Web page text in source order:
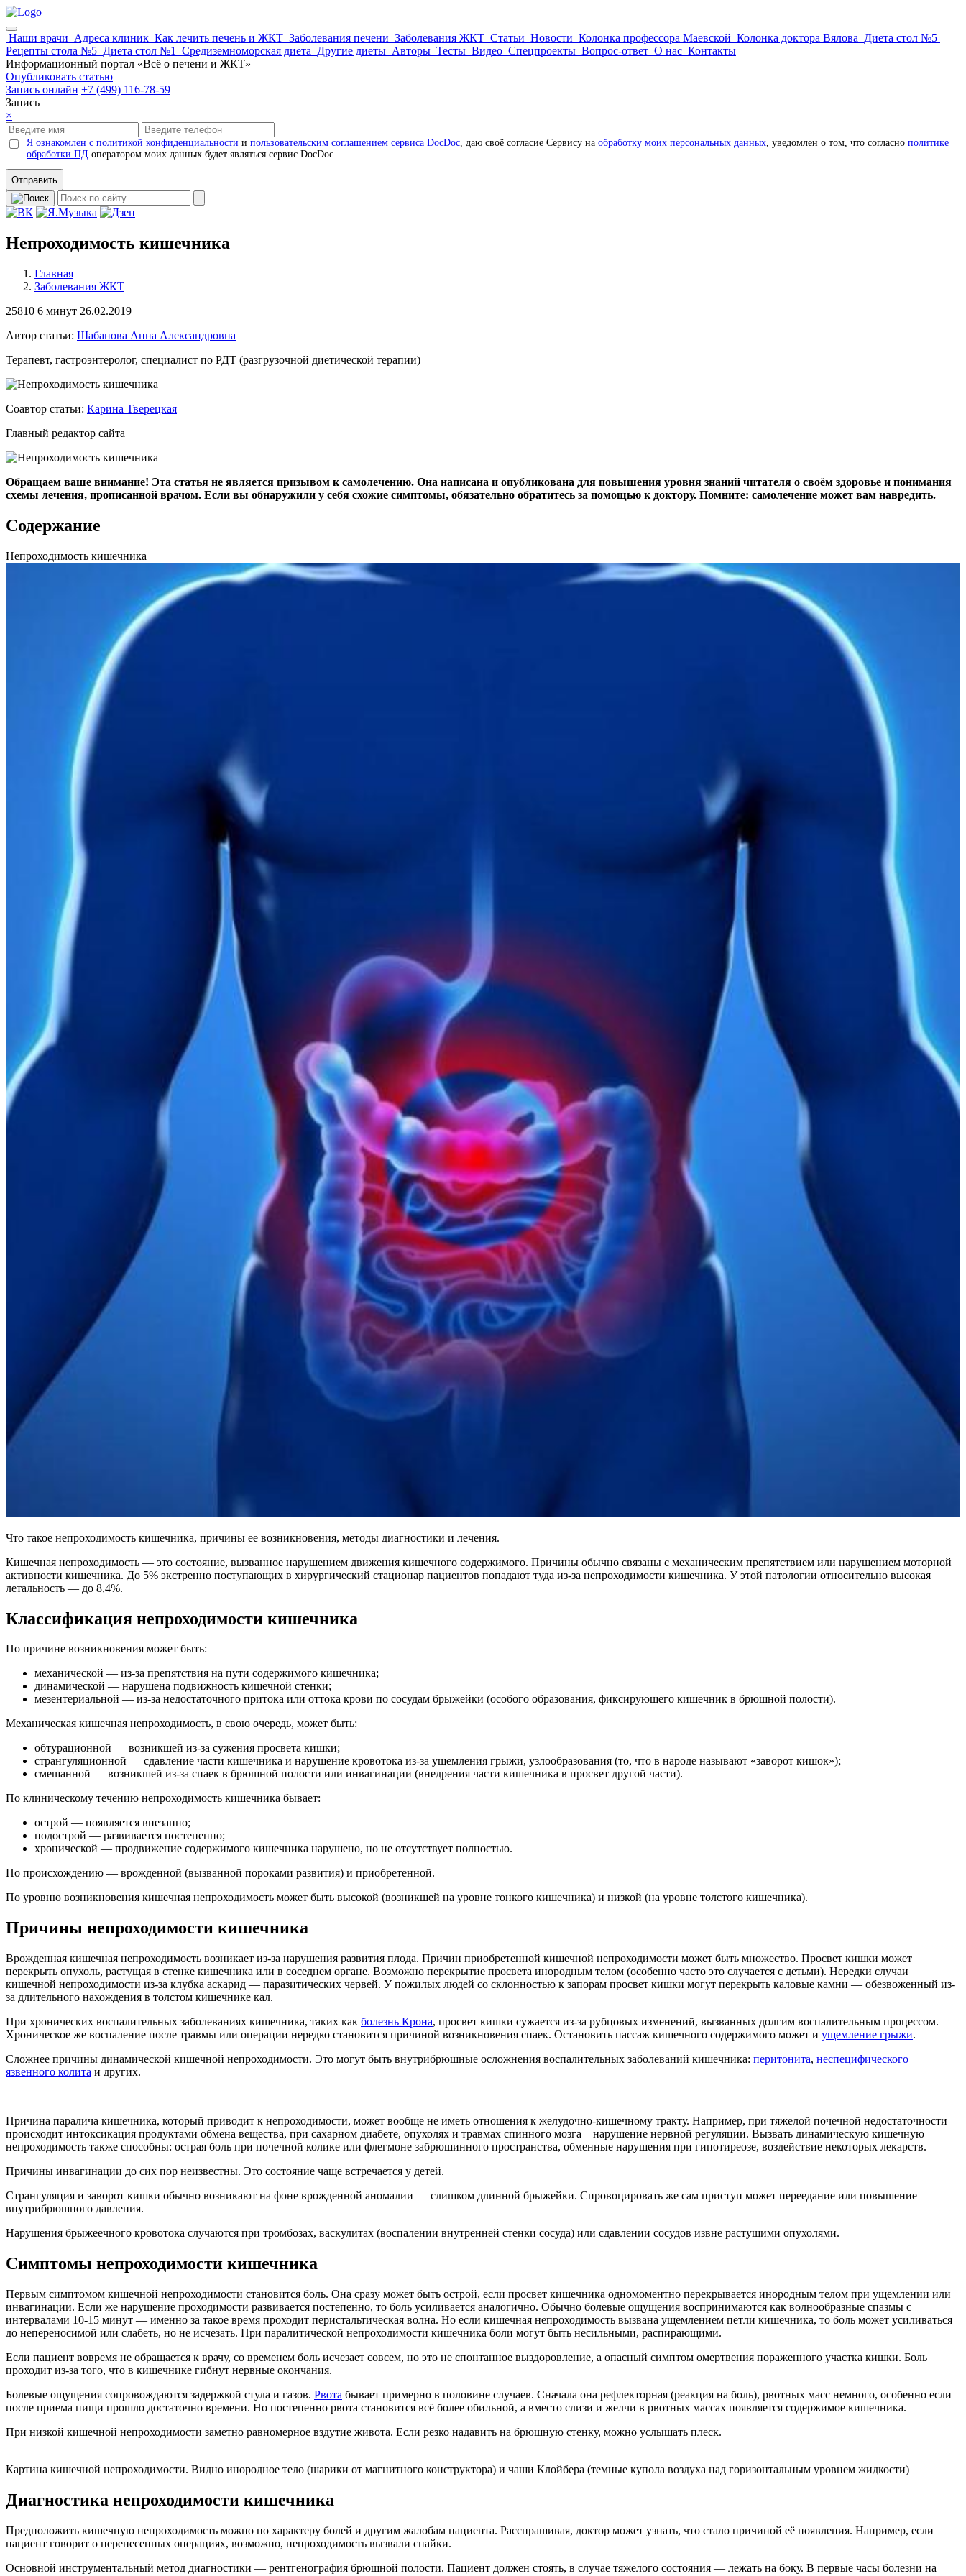
Наши врачи Адреса клиник Как лечить печень и ЖКТ Заболевания печени Заболевания ЖКТ Статьи Новости Колонка профессора Маевской Колонка доктора Вялова Диета стол №5
Рецепты стола №5 Диета стол №1 Средиземноморская диета Другие диеты Авторы Тесты Видео Спецпроекты Вопрос-ответ О нас Контакты
Информационный портал «Всё о печени и ЖКТ»
Опубликовать статью
Запись онлайн +7 (499) 116-78-59
Запись
×
Я ознакомлен с политикой конфиденциальности и пользовательским соглашением сервиса DocDoc, даю своё согласие Сервису на обработку моих персональных данных, уведомлен о том, что согласно политике
обработки ПД оператором моих данных будет являться сервис DocDoc
Отправить
Непроходимость кишечника
Главная
Заболевания ЖКТ
25810 6 минут 26.02.2019
Автор статьи: Шабанова Анна Александровна
Терапевт, гастроэнтеролог, специалист по РДТ (разгрузочной диетической терапии)
Соавтор статьи: Карина Тверецкая
Главный редактор сайта
Обращаем ваше внимание! Эта статья не является призывом к самолечению. Она написана и опубликована для повышения уровня знаний читателя о своём здоровье и понимания
схемы лечения, прописанной врачом. Если вы обнаружили у себя схожие симптомы, обязательно обратитесь за помощью к доктору. Помните: самолечение может вам навредить.
Содержание
Непроходимость кишечника
Что такое непроходимость кишечника, причины ее возникновения, методы диагностики и лечения.
Кишечная непроходимость — это состояние, вызванное нарушением движения кишечного содержимого. Причины обычно связаны с механическим препятствием или нарушением моторной
активности кишечника. До 5% экстренно поступающих в хирургический стационар пациентов попадают туда из-за непроходимости кишечника. У этой патологии относительно высокая
летальность — до 8,4%.
Классификация непроходимости кишечника
По причине возникновения может быть:
механической — из-за препятствия на пути содержимого кишечника;
динамической — нарушена подвижность кишечной стенки;
мезентериальной — из-за недостаточного притока или оттока крови по сосудам брыжейки (особого образования, фиксирующего кишечник в брюшной полости).
Механическая кишечная непроходимость, в свою очередь, может быть:
обтурационной — возникшей из-за сужения просвета кишки;
странгуляционной — сдавление части кишечника и нарушение кровотока из-за ущемления грыжи, узлообразования (то, что в народе называют «заворот кишок»);
смешанной — возникшей из-за спаек в брюшной полости или инвагинации (внедрения части кишечника в просвет другой части).
По клиническому течению непроходимость кишечника бывает:
острой — появляется внезапно;
подострой — развивается постепенно;
хронической — продвижение содержимого кишечника нарушено, но не отсутствует полностью.
По происхождению — врожденной (вызванной пороками развития) и приобретенной.
По уровню возникновения кишечная непроходимость может быть высокой (возникшей на уровне тонкого кишечника) и низкой (на уровне толстого кишечника).
Причины непроходимости кишечника
Врожденная кишечная непроходимость возникает из-за нарушения развития плода. Причин приобретенной кишечной непроходимости может быть множество. Просвет кишки может
перекрыть опухоль, растущая в стенке кишечника или в соседнем органе. Возможно перекрытие просвета инородным телом (особенно часто это случается с детьми). Нередки случаи
кишечной непроходимости из-за клубка аскарид — паразитических червей. У пожилых людей со склонностью к запорам просвет кишки могут перекрыть каловые камни — обезвоженный из-
за длительного нахождения в толстом кишечнике кал.
При хронических воспалительных заболеваниях кишечника, таких как болезнь Крона, просвет кишки сужается из-за рубцовых изменений, вызванных долгим воспалительным процессом.
Хроническое же воспаление после травмы или операции нередко становится причиной возникновения спаек. Остановить пассаж кишечного содержимого может и ущемление грыжи.
Сложнее причины динамической кишечной непроходимости. Это могут быть внутрибрюшные осложнения воспалительных заболеваний кишечника: перитонита, неспецифического
язвенного колита и других.
Причина паралича кишечника, который приводит к непроходимости, может вообще не иметь отношения к желудочно-кишечному тракту. Например, при тяжелой почечной недостаточности
происходит интоксикация продуктами обмена вещества, при сахарном диабете, опухолях и травмах спинного мозга – нарушение нервной регуляции. Вызвать динамическую кишечную
непроходимость также способны: острая боль при почечной колике или флегмоне забрюшинного пространства, обменные нарушения при гипотиреозе, воздействие некоторых лекарств.
Причины инвагинации до сих пор неизвестны. Это состояние чаще встречается у детей.
Странгуляция и заворот кишки обычно возникают на фоне врожденной аномалии — слишком длинной брыжейки. Спровоцировать же сам приступ может переедание или повышение
внутрибрюшного давления.
Нарушения брыжеечного кровотока случаются при тромбозах, васкулитах (воспалении внутренней стенки сосуда) или сдавлении сосудов извне растущими опухолями.
Симптомы непроходимости кишечника
Первым симптомом кишечной непроходимости становится боль. Она сразу может быть острой, если просвет кишечника одномоментно перекрывается инородным телом при ущемлении или
инвагинации. Если же нарушение проходимости развивается постепенно, то боль усиливается аналогично. Обычно болевые ощущения воспринимаются как волнообразные спазмы с
интервалами 10-15 минут — именно за такое время проходит перистальтическая волна. Но если кишечная непроходимость вызвана ущемлением петли кишечника, то боль может усиливаться
до непереносимой или слабеть, но не исчезать. При паралитической непроходимости кишечника боли могут быть несильными, распирающими.
Если пациент вовремя не обращается к врачу, со временем боль исчезает совсем, но это не спонтанное выздоровление, а опасный симптом омертвения пораженного участка кишки. Боль
проходит из-за того, что в кишечнике гибнут нервные окончания.
Болевые ощущения сопровождаются задержкой стула и газов. Рвота бывает примерно в половине случаев. Сначала она рефлекторная (реакция на боль), рвотных масс немного, особенно если
после приема пищи прошло достаточно времени. Но постепенно рвота становится всё более обильной, а вместо слизи и желчи в рвотных массах появляется содержимое кишечника.
При низкой кишечной непроходимости заметно равномерное вздутие живота. Если резко надавить на брюшную стенку, можно услышать плеск.
Картина кишечной непроходимости. Видно инородное тело (шарики от магнитного конструктора) и чаши Клойбера (темные купола воздуха над горизонтальным уровнем жидкости)
Диагностика непроходимости кишечника
Предположить кишечную непроходимость можно по характеру болей и другим жалобам пациента. Расспрашивая, доктор может узнать, что стало причиной её появления. Например, если
пациент говорит о перенесенных операциях, возможно, непроходимость вызвали спайки.
Основной инструментальный метод диагностики — рентгенография брюшной полости. Пациент должен стоять, в случае тяжелого состояния — лежать на боку. В первые часы болезни на